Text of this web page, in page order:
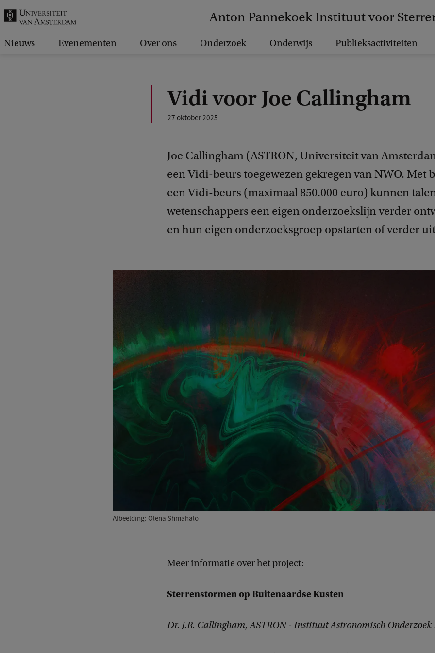
Anton Pannekoek Instituut voor
Nieuws Evenementen Over ons Onderzoek Onderwijs Publieksactiviteiten
Vidi voor Joe Callingham
27 oktober 2025
Joe Callingham (ASTRON, Universiteit van
een Vidi-beurs toegewezen gekregen van NWO. Met
een Vidi-beurs (maximaal 850.000 euro) kunnen
wetenschappers een eigen onderzoekslijn verder
en hun eigen onderzoeksgroep opstarten of verder
Afbeelding: Olena Shmahalo
Meer informatie over het project:
Sterrenstormen op Buitenaardse Kusten
Dr. J.R. Callingham, ASTRON - Instituut Astronomisch